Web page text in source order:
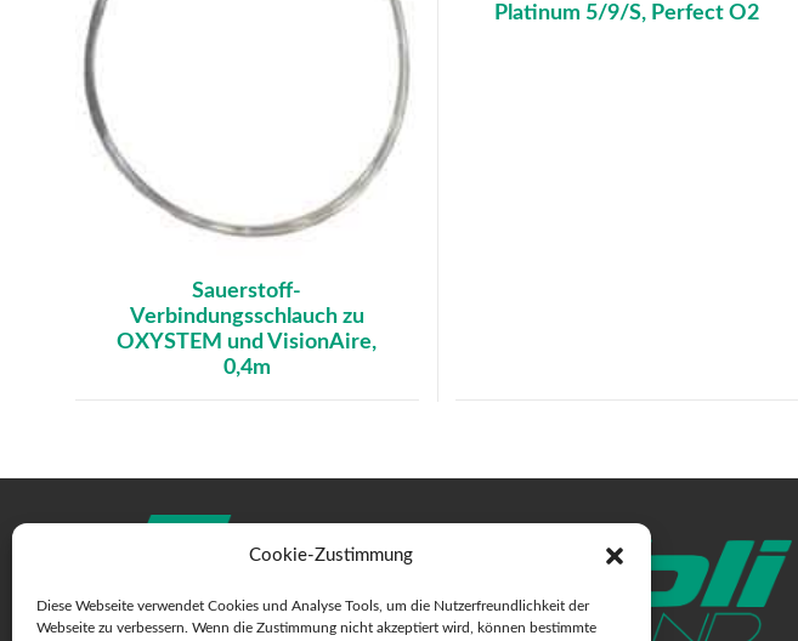
Cookie-Zustimmung
Diese Webseite verwendet Cookies und Analyse Tools, um die Nutzerfreundlichkeit der
Webseite zu verbessern. Wenn die Zustimmung nicht akzeptiert wird, können bestimmte
Sauerstoff-
Verbindungsschlauch zu
OXYSTEM und VisionAire,
0,4m
Platinum 5/9/S, Perfect O2